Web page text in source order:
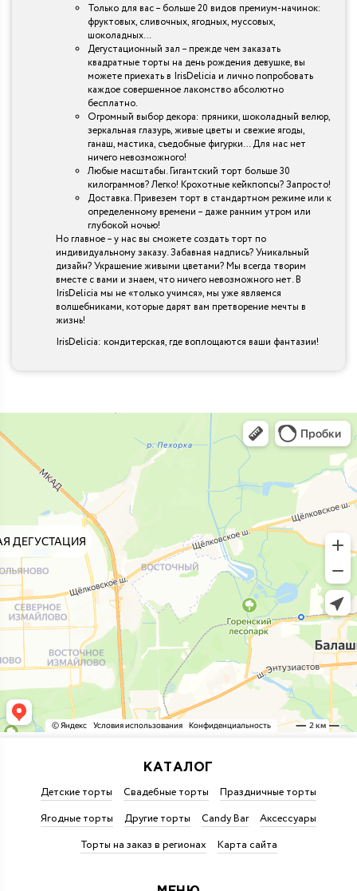
Только для вас – больше 20 видов премиум-начинок:
фруктовых, сливочных, ягодных, муссовых,
шоколадных…
Дегустационный зал – прежде чем заказать
квадратные торты на день рождения девушке, вы
можете приехать в IrisDelicia и лично попробовать
каждое совершенное лакомство абсолютно
бесплатно.
Огромный выбор декора: пряники, шоколадный велюр,
зеркальная глазурь, живые цветы и свежие ягоды,
ганаш, мастика, съедобные фигурки… Для нас нет
ничего невозможного!
Любые масштабы. Гигантский торт больше 30
килограммов? Легко! Крохотные кейкпопсы? Запросто!
Доставка. Привезем торт в стандартном режиме или к
определенному времени – даже ранним утром или
глубокой ночью!
Но главное – у нас вы сможете создать торт по
индивидуальному заказу. Забавная надпись? Уникальный
дизайн? Украшение живыми цветами? Мы всегда творим
вместе с вами и знаем, что ничего невозможного нет. В
IrisDelicia мы не «только учимся», мы уже являемся
волшебниками, которые дарят вам претворение мечты в
жизнь!
IrisDelicia: кондитерская, где воплощаются ваши фантазии!
КАТАЛОГ
Детские торты Свадебные торты
Праздничные торты
Ягодные торты
Другие торты Candy Bar
Аксессуары
Торты на заказ в регионах
Карта сайта